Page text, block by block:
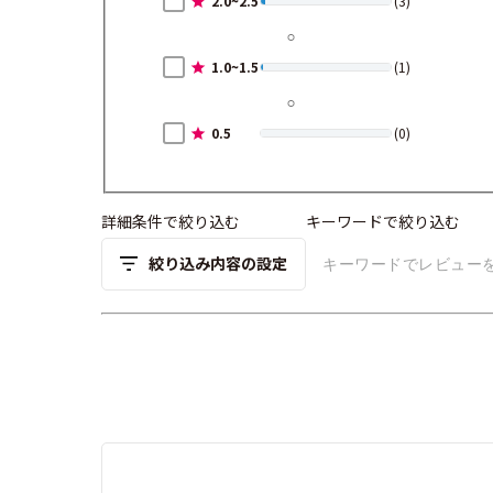
1.0~1.5 (1)
0.5 (0)
詳細条件で絞り込む
絞り込み内容の設定
キーワードで絞り込む